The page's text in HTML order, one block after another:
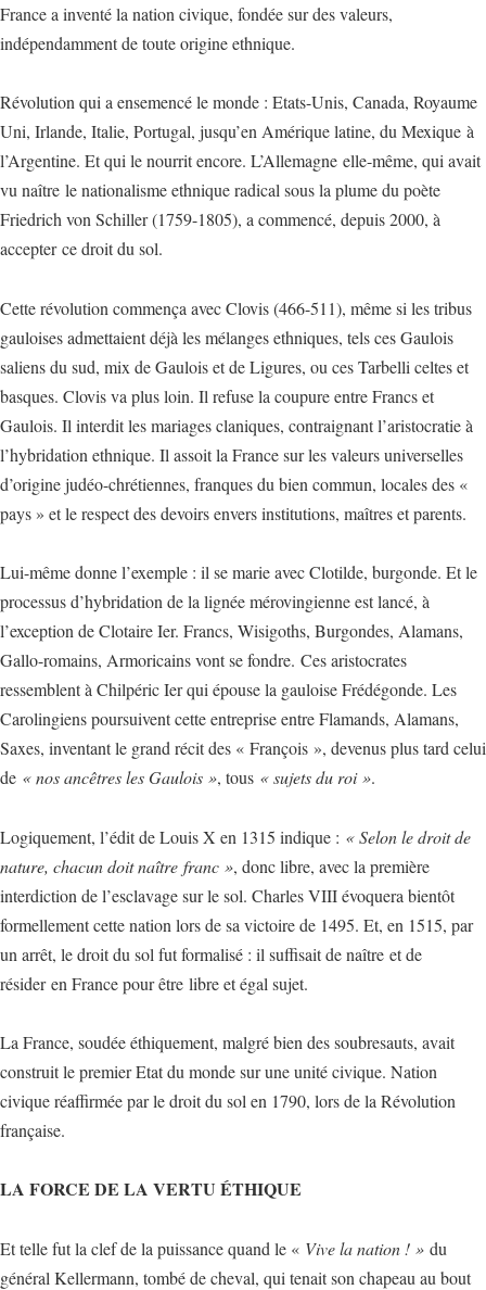
France a inventé la nation civique, fondée sur des valeurs,
indépendamment de toute origine ethnique.
Révolution qui a ensemencé le monde : Etats-Unis, Canada, Royaume
Uni, Irlande, Italie, Portugal, jusqu’en Amérique latine, du Mexique à
l’Argentine. Et qui le nourrit encore. L’Allemagne elle-même, qui avait
vu naître le nationalisme ethnique radical sous la plume du poète
Friedrich von Schiller (1759-1805), a commencé, depuis 2000, à
accepter ce droit du sol.
Cette révolution commença avec Clovis (466-511), même si les tribus
gauloises admettaient déjà les mélanges ethniques, tels ces Gaulois
saliens du sud, mix de Gaulois et de Ligures, ou ces Tarbelli celtes et
basques. Clovis va plus loin. Il refuse la coupure entre Francs et
Gaulois. Il interdit les mariages claniques, contraignant l’aristocratie à
l’hybridation ethnique. Il assoit la France sur les valeurs universelles
d’origine judéo-chrétiennes, franques du bien commun, locales des «
pays » et le respect des devoirs envers institutions, maîtres et parents.
Lui-même donne l’exemple : il se marie avec Clotilde, burgonde. Et le
processus d’hybridation de la lignée mérovingienne est lancé, à
l’exception de Clotaire Ier. Francs, Wisigoths, Burgondes, Alamans,
Gallo-romains, Armoricains vont se fondre. Ces aristocrates
ressemblent à Chilpéric Ier qui épouse la gauloise Frédégonde. Les
Carolingiens poursuivent cette entreprise entre Flamands, Alamans,
Saxes, inventant le grand récit des « François », devenus plus tard celui
de « nos ancêtres les Gaulois », tous « sujets du roi ».
Logiquement, l’édit de Louis X en 1315 indique : « Selon le droit de
nature, chacun doit naître franc », donc libre, avec la première
interdiction de l’esclavage sur le sol. Charles VIII évoquera bientôt
formellement cette nation lors de sa victoire de 1495. Et, en 1515, par
un arrêt, le droit du sol fut formalisé : il suffisait de naître et de
résider en France pour être libre et égal sujet.
La France, soudée éthiquement, malgré bien des soubresauts, avait
construit le premier Etat du monde sur une unité civique. Nation
civique réaffirmée par le droit du sol en 1790, lors de la Révolution
française.
LA FORCE DE LA VERTU ÉTHIQUE
Et telle fut la clef de la puissance quand le « Vive la nation ! » du
général Kellermann, tombé de cheval, qui tenait son chapeau au bout